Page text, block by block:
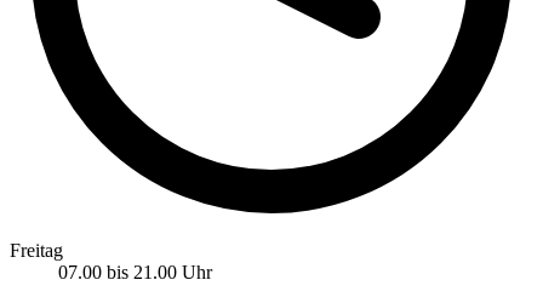
Freitag
07.00 bis 21.00 Uhr